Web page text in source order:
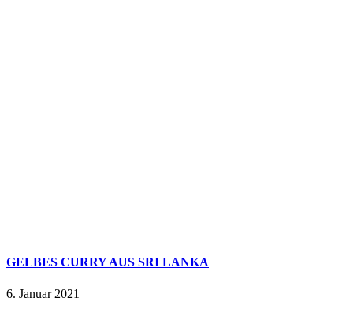
GELBES CURRY AUS SRI LANKA
6. Januar 2021